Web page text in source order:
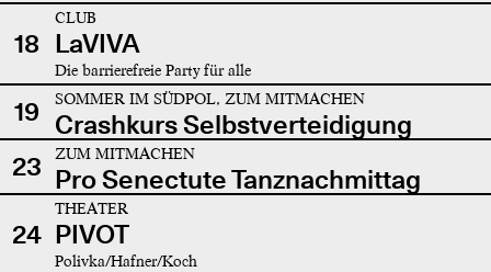
18
CLUB
LaVIVA
Die barrierefreie Party für alle
19 SOMMER IM SÜDPOL, ZUM MITMACHEN
Crashkurs Selbstverteidigung
23
ZUM MITMACHEN
Pro Senectute Tanznachmittag
24
THEATER
PIVOT
Polivka/Hafner/Koch